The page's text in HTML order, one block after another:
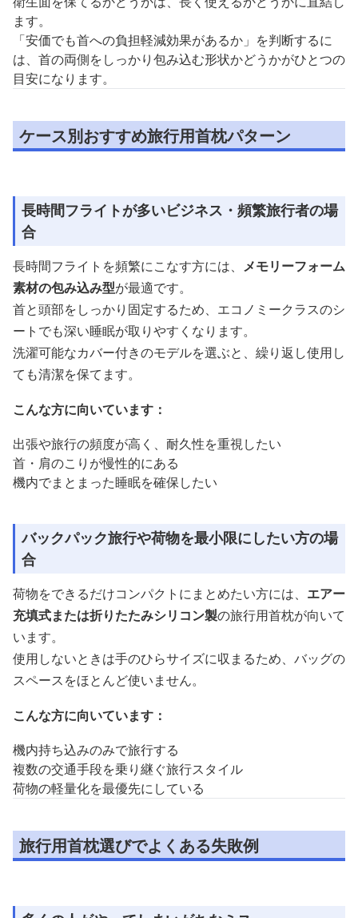
ます。
「安価でも首への負担軽減効果があるか」を判断するに
は、首の両側をしっかり包み込む形状かどうかがひとつの
目安になります。
ケース別おすすめ旅行用首枕パターン
長時間フライトが多いビジネス・頻繁旅行者の場
合
長時間フライトを頻繁にこなす方には、 メモリーフォーム
素材の包み込み型が最適です。
首と頭部をしっかり固定するため、エコノミークラスのシ
ートでも深い睡眠が取りやすくなります。
洗濯可能なカバー付きのモデルを選ぶと、繰り返し使用し
ても清潔を保てます。
こんな方に向いています：
出張や旅行の頻度が高く、耐久性を重視したい
首・肩のこりが慢性的にある
機内でまとまった睡眠を確保したい
バックパック旅行や荷物を最小限にしたい方の場
合
荷物をできるだけコンパクトにまとめたい方には、 エアー
充填式または折りたたみシリコン製の旅行用首枕が向いて
います。
使用しないときは手のひらサイズに収まるため、バッグの
スペースをほとんど使いません。
こんな方に向いています：
機内持ち込みのみで旅行する
複数の交通手段を乗り継ぐ旅行スタイル
荷物の軽量化を最優先にしている
旅行用首枕選びでよくある失敗例